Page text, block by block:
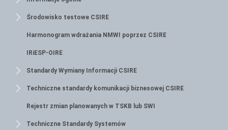
Środowisko testowe CSIRE
Harmonogram wdrażania NMWI poprzez CSIRE
IRiESP-OIRE
Standardy Wymiany Informacji CSIRE
Techniczne standardy komunikacji biznesowej CSIRE
Rejestr zmian planowanych w TSKB lub SWI
Techniczne Standardy Systemów